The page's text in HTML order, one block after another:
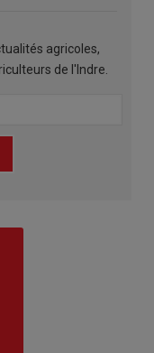
agricoles,
de l'Indre.